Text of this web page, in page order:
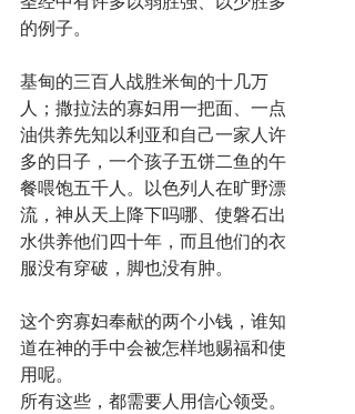
的例子。
基甸的三百人战胜米甸的十几万
人；撒拉法的寡妇用一把面、一点
油供养先知以利亚和自己一家人许
多的日子，一个孩子五饼二鱼的午
餐喂饱五千人。以色列人在旷野漂
流，神从天上降下吗哪、使磐石出
水供养他们四十年，而且他们的衣
服没有穿破，脚也没有肿。
这个穷寡妇奉献的两个小钱，谁知
道在神的手中会被怎样地赐福和使
用呢。
所有这些，都需要人用信心领受。